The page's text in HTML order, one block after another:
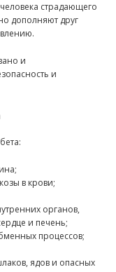
страдающего
дополняют друг
и
и
в крови;
органов,
и печень;
процессов;
ядов и опасных